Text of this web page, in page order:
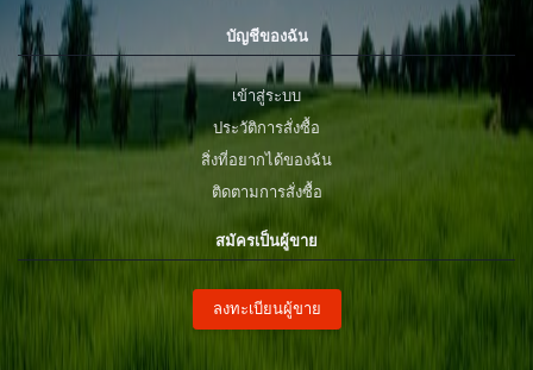
บัญชีของฉัน
เข้าสู่ระบบ
ประวัติการสั่งซื้อ
สิ่งที่อยากได้ของฉัน
ติดตามการสั่งซื้อ
สมัครเป็นผู้ขาย
ลงทะเบียนผู้ขาย